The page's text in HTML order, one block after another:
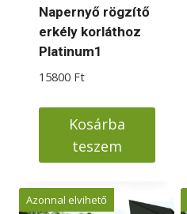
Napernyő rögzítő
erkély korláthoz
Platinum1
15800 Ft
Kosárba
teszem
Azonnal elvihető